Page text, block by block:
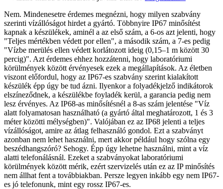
Nem. Mindenesetre érdemes megnézni, hogy milyen szabvány
szerinti vízállóságot hirdet a gyártó. Többnyire IP67 minősítést
kapnak a készülékek, aminél a az első szám, a 6-os azt jelenti, hogy
"Teljes mértékben védett por ellen", a második szám, a 7-es pedig
"Vízbe merülés ellen védett korlátozott ideig (0,15–1 m között 30
percig)". Azt érdemes ehhez hozzátenni, hogy laboratóriumi
körülmények között érvényesek ezek a megállapítások. Az életben
viszont előfordul, hogy az IP67-es szabvány szerint kialakított
készülék épp úgy be tud ázni. Ilyenkor a folyadékjelző indikátorok
elszíneződnek, a készülékbe foyladék kerül, a garancia pedig nem
lesz érvényes. Az IP68-as minősítésnél a 8-as szám jelentése "Víz
alatt folyamatosan használható (a gyártó által meghatározott, 1 és 3
méter közötti mélységben)". Valójában ez az IP68 jelenti a teljes
vízállóságot, amire az átlag felhasználó gondol. Ezt a szabványt
azonban nem lehet használni, mert akkor például hogy szólna egy
beszédhangszóró? Sehogy. Épp úgy lehetne használni, mint a víz
alatti telefonálásnál. Ezeket a szabványokat laboratóriumi
körülmények között mérik, ezért szervizelés után ez az IP minősítés
nem állhat fent a továbbiakban. Persze legyen inkább egy nem IP67-
es jó telefonunk, mint egy rossz IP67-es.